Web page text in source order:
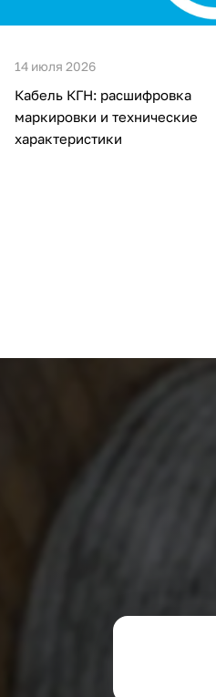
14 июля 2026
Кабель КГН: расшифровка
маркировки и технические
характеристики